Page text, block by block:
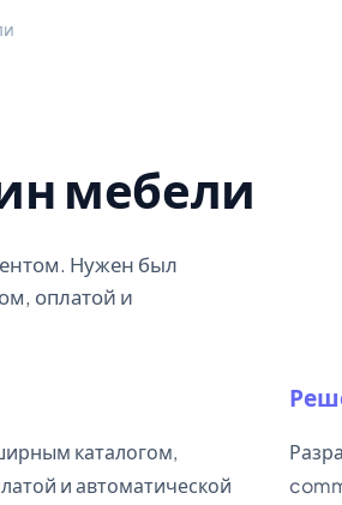
мебели
Нужен был
оплатой и
каталогом,
и автоматической